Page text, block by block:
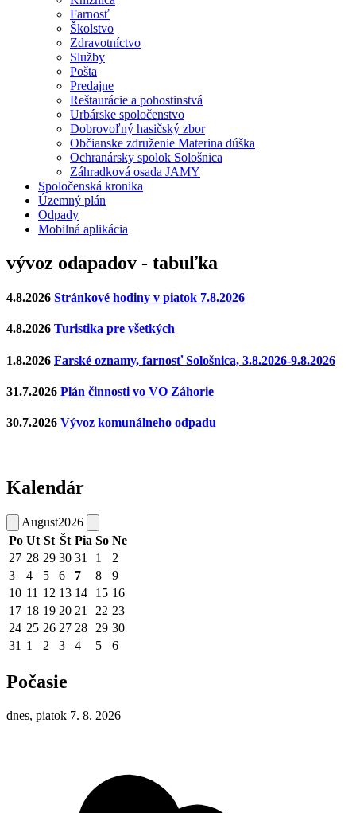
Farnosť
Školstvo
Zdravotníctvo
Služby
Pošta
Predajne
Reštaurácie a pohostinstvá
Urbárske spoločenstvo
Dobrovoľný hasičský zbor
Občianske združenie Materina dúška
Ochranársky spolok Sološnica
Záhradková osada JAMY
Spoločenská kronika
Územný plán
Odpady
Mobilná aplikácia
vývoz odapadov - tabuľka
4.8.2026 Stránkové hodiny v piatok 7.8.2026
4.8.2026 Turistika pre všetkých
1.8.2026 Farské oznamy, farnosť Sološnica, 3.8.2026-9.8.2026
31.7.2026 Plán činnosti vo VO Záhorie
30.7.2026 Vývoz komunálneho odpadu
Kalendár
August2026
Po Ut St Št Pia So Ne
27 28 29 30 31 1
2
3
4 5 6 7 8
9
10 11 12 13 14 15 16
17 18 19 20 21 22 23
24 25 26 27 28 29 30
31 1 2 3 4 5 6
Počasie
dnes, piatok 7. 8. 2026